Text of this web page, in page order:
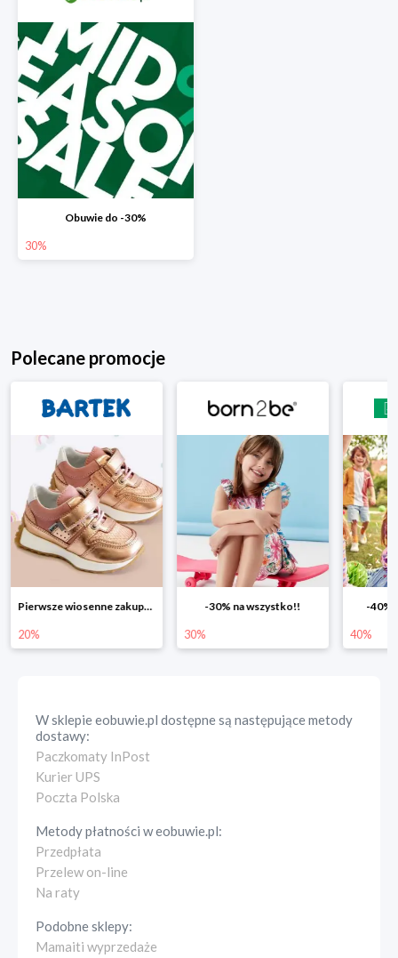
Obuwie do -30%
30%
Polecane promocje
-30% na wszystko!!
30%
-40% na drugą sztukę
40% 25%
W sklepieeobuwie.pl dostępne są następujące metody
dostawy:
Paczkomaty InPost
Kurier UPS
Poczta Polska
Metody płatności weobuwie.pl:
Przedpłata
Przelew on-line
Na raty
Podobne sklepy:
Mamaiti wyprzedaże